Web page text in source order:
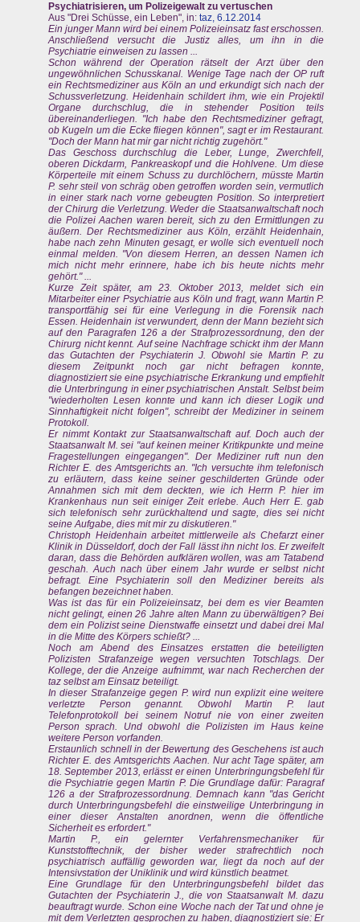
Psychiatrisieren, um Polizeigewalt zu vertuschen
Aus "Drei Schüsse, ein Leben", in: taz, 6.12.2014
Ein junger Mann wird bei einem Polizeieinsatz fast erschossen.
Anschließend versucht die Justiz alles, um ihn in die
Psychiatrie einweisen zu lassen ...
Schon während der Operation rätselt der Arzt über den
ungewöhnlichen Schusskanal. Wenige Tage nach der OP ruft
ein Rechtsmediziner aus Köln an und erkundigt sich nach der
Schussverletzung. Heidenhain schildert ihm, wie ein Projektil
Organe durchschlug, die in stehender Position teils
übereinanderliegen. "Ich habe den Rechtsmediziner gefragt,
ob Kugeln um die Ecke fliegen können", sagt er im Restaurant.
"Doch der Mann hat mir gar nicht richtig zugehört."
Das Geschoss durchschlug die Leber, Lunge, Zwerchfell,
oberen Dickdarm, Pankreaskopf und die Hohlvene. Um diese
Körperteile mit einem Schuss zu durchlöchern, müsste Martin
P. sehr steil von schräg oben getroffen worden sein, vermutlich
in einer stark nach vorne gebeugten Position. So interpretiert
der Chirurg die Verletzung. Weder die Staatsanwaltschaft noch
die Polizei Aachen waren bereit, sich zu den Ermittlungen zu
äußern. Der Rechtsmediziner aus Köln, erzählt Heidenhain,
habe nach zehn Minuten gesagt, er wolle sich eventuell noch
einmal melden. "Von diesem Herren, an dessen Namen ich
mich nicht mehr erinnere, habe ich bis heute nichts mehr
gehört." ...
Kurze Zeit später, am 23. Oktober 2013, meldet sich ein
Mitarbeiter einer Psychiatrie aus Köln und fragt, wann Martin P.
transportfähig sei für eine Verlegung in die Forensik nach
Essen. Heidenhain ist verwundert, denn der Mann bezieht sich
auf den Paragrafen 126 a der Strafprozessordnung, den der
Chirurg nicht kennt. Auf seine Nachfrage schickt ihm der Mann
das Gutachten der Psychiaterin J. Obwohl sie Martin P. zu
diesem Zeitpunkt noch gar nicht befragen konnte,
diagnostiziert sie eine psychiatrische Erkrankung und empfiehlt
die Unterbringung in einer psychiatrischen Anstalt. Selbst beim
"wiederholten Lesen konnte und kann ich dieser Logik und
Sinnhaftigkeit nicht folgen", schreibt der Mediziner in seinem
Protokoll.
Er nimmt Kontakt zur Staatsanwaltschaft auf. Doch auch der
Staatsanwalt M. sei "auf keinen meiner Kritikpunkte und meine
Fragestellungen eingegangen". Der Mediziner ruft nun den
Richter E. des Amtsgerichts an. "Ich versuchte ihm telefonisch
zu erläutern, dass keine seiner geschilderten Gründe oder
Annahmen sich mit dem deckten, wie ich Herrn P. hier im
Krankenhaus nun seit einiger Zeit erlebe. Auch Herr E. gab
sich telefonisch sehr zurückhaltend und sagte, dies sei nicht
seine Aufgabe, dies mit mir zu diskutieren."
Christoph Heidenhain arbeitet mittlerweile als Chefarzt einer
Klinik in Düsseldorf, doch der Fall lässt ihn nicht los. Er zweifelt
daran, dass die Behörden aufklären wollen, was am Tatabend
geschah. Auch nach über einem Jahr wurde er selbst nicht
befragt. Eine Psychiaterin soll den Mediziner bereits als
befangen bezeichnet haben.
Was ist das für ein Polizeieinsatz, bei dem es vier Beamten
nicht gelingt, einen 26 Jahre alten Mann zu überwältigen? Bei
dem ein Polizist seine Dienstwaffe einsetzt und dabei drei Mal
in die Mitte des Körpers schießt? ...
Noch am Abend des Einsatzes erstatten die beteiligten
Polizisten Strafanzeige wegen versuchten Totschlags. Der
Kollege, der die Anzeige aufnimmt, war nach Recherchen der
taz selbst am Einsatz beteiligt.
In dieser Strafanzeige gegen P. wird nun explizit eine weitere
verletzte Person genannt. Obwohl Martin P. laut
Telefonprotokoll bei seinem Notruf nie von einer zweiten
Person sprach. Und obwohl die Polizisten im Haus keine
weitere Person vorfanden.
Erstaunlich schnell in der Bewertung des Geschehens ist auch
Richter E. des Amtsgerichts Aachen. Nur acht Tage später, am
18. September 2013, erlässt er einen Unterbringungsbefehl für
die Psychiatrie gegen Martin P. Die Grundlage dafür: Paragraf
126 a der Strafprozessordnung. Demnach kann "das Gericht
durch Unterbringungsbefehl die einstweilige Unterbringung in
einer dieser Anstalten anordnen, wenn die öffentliche
Sicherheit es erfordert."
Martin P., ein gelernter Verfahrensmechaniker für
Kunststofftechnik, der bisher weder strafrechtlich noch
psychiatrisch auffällig geworden war, liegt da noch auf der
Intensivstation der Uniklinik und wird künstlich beatmet.
Eine Grundlage für den Unterbringungsbefehl bildet das
Gutachten der Psychiaterin J., die von Staatsanwalt M. dazu
beauftragt wurde. Schon eine Woche nach der Tat und ohne je
mit dem Verletzten gesprochen zu haben, diagnostiziert sie: Er